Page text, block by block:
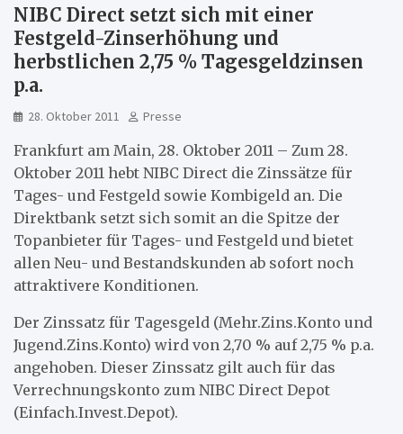
NIBC Direct setzt sich mit einer
Festgeld-Zinserhöhung und
herbstlichen 2,75 % Tagesgeldzinsen
p.a.
28. Oktober 2011 Presse
Frankfurt am Main, 28. Oktober 2011 – Zum 28.
Oktober 2011 hebt NIBC Direct die Zinssätze für
Tages- und Festgeld sowie Kombigeld an. Die
Direktbank setzt sich somit an die Spitze der
Topanbieter für Tages- und Festgeld und bietet
allen Neu- und Bestandskunden ab sofort noch
attraktivere Konditionen.
Der Zinssatz für Tagesgeld (Mehr.Zins.Konto und
Jugend.Zins.Konto) wird von 2,70 % auf 2,75 % p.a.
angehoben. Dieser Zinssatz gilt auch für das
Verrechnungskonto zum NIBC Direct Depot
(Einfach.Invest.Depot).